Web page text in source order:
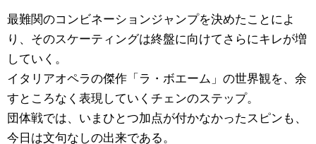
最難関のコンビネーションジャンプを決めたことによ
り、そのスケーティングは終盤に向けてさらにキレが増
していく。
イタリアオペラの傑作「ラ・ボエーム」の世界観を、余
すところなく表現していくチェンのステップ。
団体戦では、いまひとつ加点が付かなかったスピンも、
今日は文句なしの出来である。